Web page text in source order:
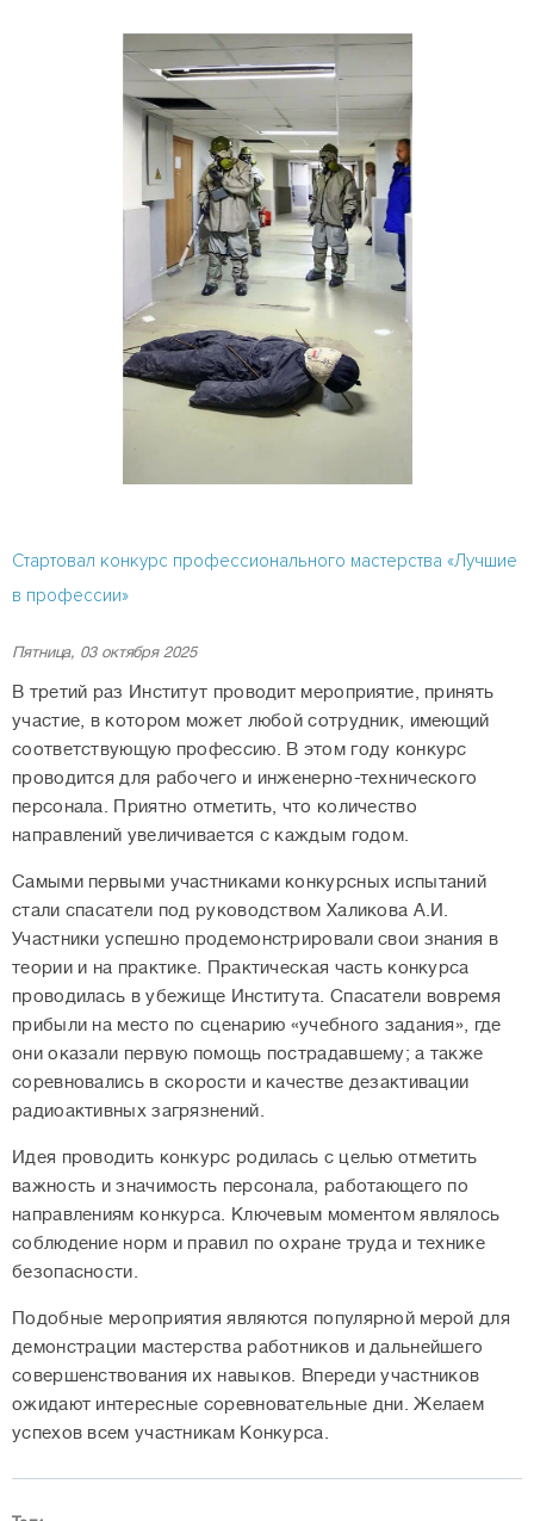
Стартовал конкурс профессионального мастерства «Лучшие
в профессии»
Пятница, 03 октября 2025
В третий раз Институт проводит мероприятие, принять
участие, в котором может любой сотрудник, имеющий
соответствующую профессию. В этом году конкурс
проводится для рабочего и инженерно-технического
персонала. Приятно отметить, что количество
направлений увеличивается с каждым годом.
Самыми первыми участниками конкурсных испытаний
стали спасатели под руководством Халикова А.И.
Участники успешно продемонстрировали свои знания в
теории и на практике. Практическая часть конкурса
проводилась в убежище Института. Спасатели вовремя
прибыли на место по сценарию «учебного задания», где
они оказали первую помощь пострадавшему; а также
соревновались в скорости и качестве дезактивации
радиоактивных загрязнений.
Идея проводить конкурс родилась с целью отметить
важность и значимость персонала, работающего по
направлениям конкурса. Ключевым моментом являлось
соблюдение норм и правил по охране труда и технике
безопасности.
Подобные мероприятия являются популярной мерой для
демонстрации мастерства работников и дальнейшего
совершенствования их навыков. Впереди участников
ожидают интересные соревновательные дни. Желаем
успехов всем участникам Конкурса.